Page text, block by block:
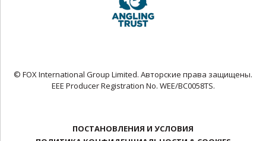
© FOX International Group Limited. Авторские права защищены.
EEE Producer Registration No. WEE/BC0058TS.
ПОСТАНОВЛЕНИЯ И УСЛОВИЯ